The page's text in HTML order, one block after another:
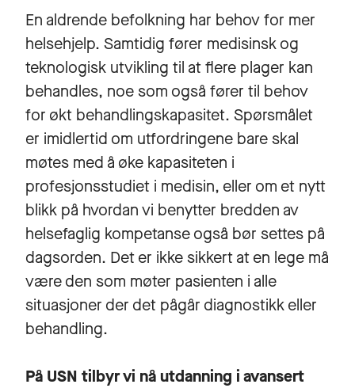
En aldrende befolkning har behov for mer
helsehjelp. Samtidig fører medisinsk og
teknologisk utvikling til at flere plager kan
behandles, noe som også fører til behov
for økt behandlingskapasitet. Spørsmålet
er imidlertid om utfordringene bare skal
møtes med å øke kapasiteten i
profesjonsstudiet i medisin, eller om et nytt
blikk på hvordan vi benytter bredden av
helsefaglig kompetanse også bør settes på
dagsorden. Det er ikke sikkert at en lege må
være den som møter pasienten i alle
situasjoner der det pågår diagnostikk eller
behandling.
På USN tilbyr vi nå utdanning i avansert